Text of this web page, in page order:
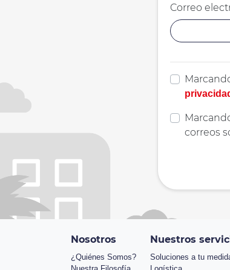
Correo
correos
Nosotros
¿Quiénes Somos?
Nuestros
Soluciones a tu